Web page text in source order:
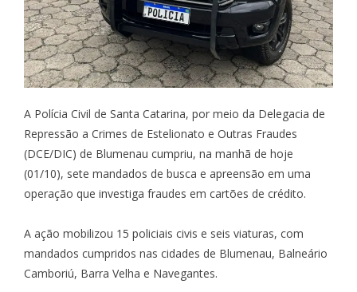
A Polícia Civil de Santa Catarina, por meio da Delegacia de
Repressão a Crimes de Estelionato e Outras Fraudes
(DCE/DIC) de Blumenau cumpriu, na manhã de hoje
(01/10), sete mandados de busca e apreensão em uma
operação que investiga fraudes em cartões de crédito.
A ação mobilizou 15 policiais civis e seis viaturas, com
mandados cumpridos nas cidades de Blumenau, Balneário
Camboriú, Barra Velha e Navegantes.